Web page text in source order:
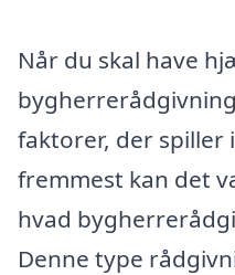
Når du skal have
faktorer, der spiller
fremmest kan det
hvad
Denne type